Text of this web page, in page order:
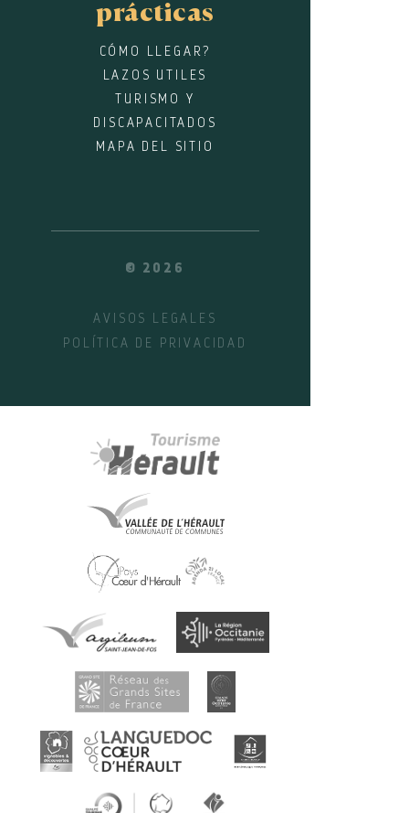
prácticas
CÓMO LLEGAR?
LAZOS UTILES
TURISMO Y
DISCAPACITADOS
MAPA DEL SITIO
© 2026
AVISOS LEGALES
POLÍTICA DE PRIVACIDAD